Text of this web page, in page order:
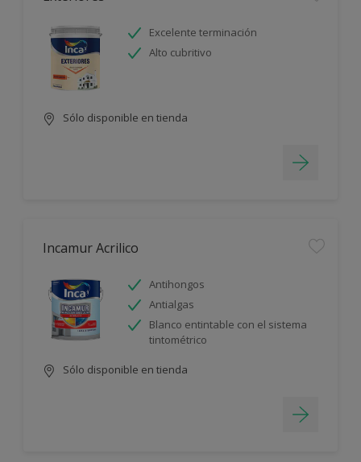
Excelente terminación
Alto cubritivo
Sólo disponible en tienda
Incamur Acrilico
Antihongos
Antialgas
Blanco entintable con el sistema
tintométrico
Sólo disponible en tienda